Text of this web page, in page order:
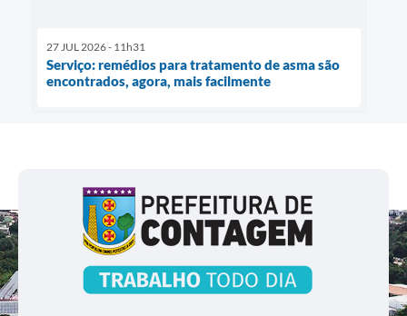
27 JUL 2026 - 11h31
Serviço: remédios para tratamento de asma são
encontrados, agora, mais facilmente